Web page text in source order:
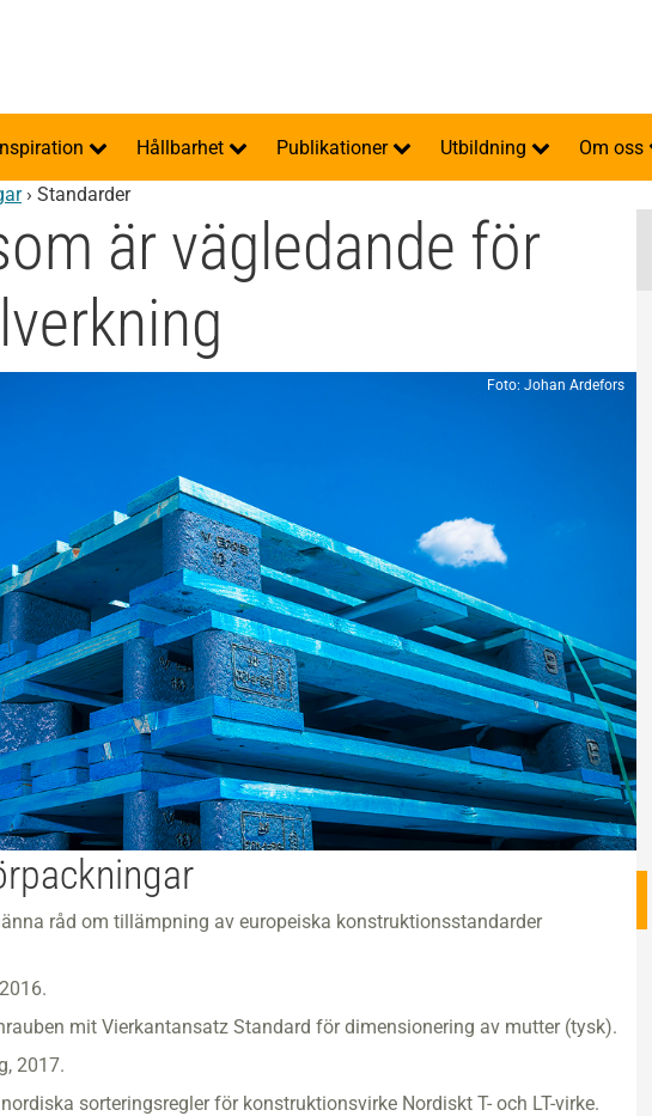
Hållbarhet Publikationer Utbildning Om oss
› Standarder
är vägledande för
Foto: Johan Ardefors
råd om tillämpning av europeiska konstruktionsstandarder
mit Vierkantansatz Standard för dimensionering av mutter (tysk).
2017.
sorteringsregler för konstruktionsvirke Nordiskt T- och LT-virke.